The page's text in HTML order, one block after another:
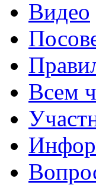
Видео
Всем